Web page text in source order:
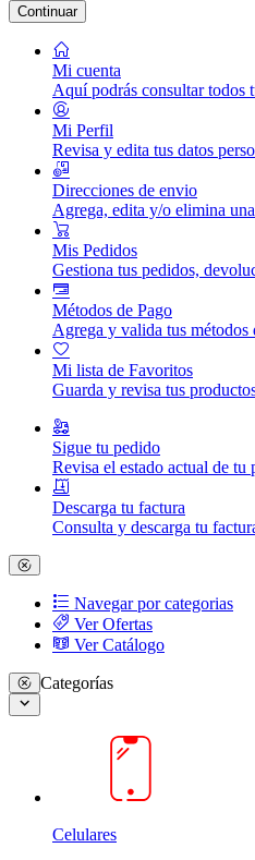
Continuar
Mi cuenta
Aquí podrás consultar todos
Mi Perfil
Revisa y edita tus datos
Direcciones de envio
Agrega, edita y/o elimina
Mis Pedidos
Gestiona tus pedidos,
Métodos de Pago
Agrega y valida tus métodos
Mi lista de Favoritos
Guarda y revisa tus
Sigue tu pedido
Revisa el estado actual de tu
Descarga tu factura
Consulta y descarga tu
Navegar por categorias
Ver Ofertas
Ver Catálogo
Categorías
Celulares